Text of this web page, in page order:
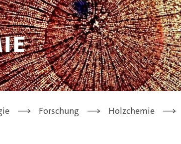
Forschung Holzchemie